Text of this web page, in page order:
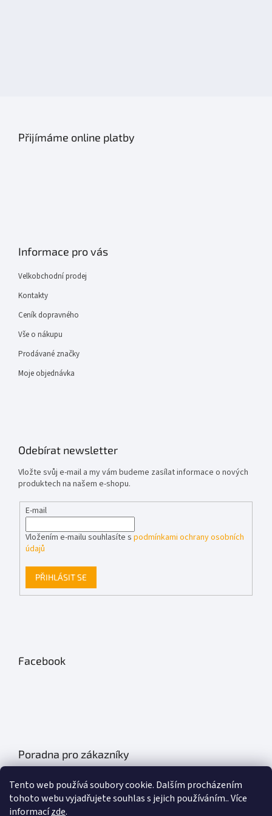
Tento web používá soubory cookie. Dalším procházením
tohoto webu vyjadřujete souhlas s jejich používáním.. Více
informacízde.
Přijímáme online platby
Informace pro vás
Velkobchodní prodej
Kontakty
Ceník dopravného
Vše o nákupu
Prodávané značky
Moje objednávka
Odebírat newsletter
Vložte svůj e-mail a my vám budeme zasílat informace o nových
produktech na našem e-shopu.
E-mail
Vložením e-mailu souhlasíte s podmínkami ochrany osobních
údajů
PŘIHLÁSIT SE
Facebook
Poradna pro zákazníky
Poklice na auto- kryty kol
Plachty na auto